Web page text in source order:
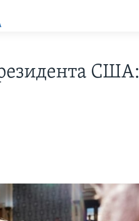
США: